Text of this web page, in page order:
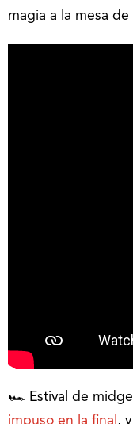
magia a la mesa de
🏎 Estival de
impuso en la final ,